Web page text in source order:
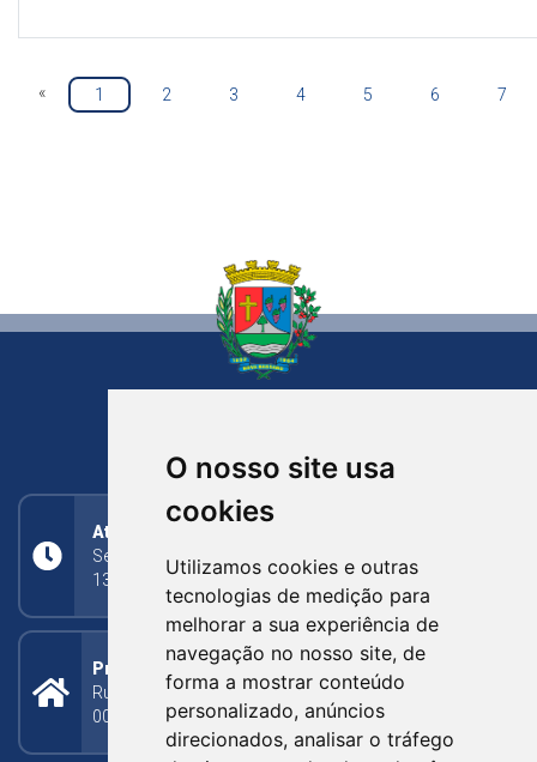
O nosso site usa
cookies
Utilizamos cookies e outras
tecnologias de medição para
melhorar a sua experiência de
navegação no nosso site, de
forma a mostrar conteúdo
personalizado, anúncios
direcionados, analisar o tráfego
« 1 2 3 4 5 6 7
Atendimento
Segunda a Sexta: 8h às 11h30min (manhã);
13h30min às 17h (tarde)
Prefeitura Municipal
Rua Silva Jardim, 505 - Bairro Centro - CEP: 95340-
000